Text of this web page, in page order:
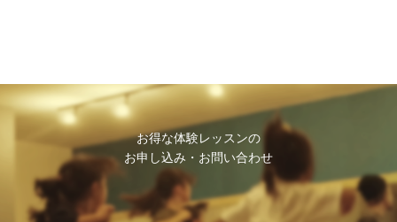
お得な体験レッスンの
お申し込み・お問い合わせ